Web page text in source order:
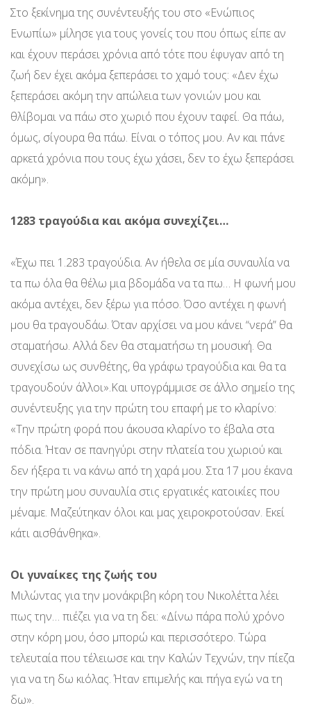
Στο ξεκίνημα της συνέντευξής του στο «Ενώπιος
Ενωπίω» μίλησε για τους γονείς του που όπως είπε αν
και έχουν περάσει χρόνια από τότε που έφυγαν από τη
ζωή δεν έχει ακόμα ξεπεράσει το χαμό τους: «Δεν έχω
ξεπεράσει ακόμη την απώλεια των γονιών μου και
θλίβομαι να πάω στο χωριό που έχουν ταφεί. Θα πάω,
όμως, σίγουρα θα πάω. Είναι ο τόπος μου. Αν και πάνε
αρκετά χρόνια που τους έχω χάσει, δεν το έχω ξεπεράσει
ακόμη».
1283 τραγούδια και ακόμα συνεχίζει…
«Έχω πει 1.283 τραγούδια. Αν ήθελα σε μία συναυλία να
τα πω όλα θα θέλω μια βδομάδα να τα πω… Η φωνή μου
ακόμα αντέχει, δεν ξέρω για πόσο. Όσο αντέχει η φωνή
μου θα τραγουδάω. Όταν αρχίσει να μου κάνει “νερά” θα
σταματήσω. Αλλά δεν θα σταματήσω τη μουσική. Θα
συνεχίσω ως συνθέτης, θα γράφω τραγούδια και θα τα
τραγουδούν άλλοι».Και υπογράμμισε σε άλλο σημείο της
συνέντευξης για την πρώτη του επαφή με το κλαρίνο:
«Την πρώτη φορά που άκουσα κλαρίνο το έβαλα στα
πόδια. Ήταν σε πανηγύρι στην πλατεία του χωριού και
δεν ήξερα τι να κάνω από τη χαρά μου. Στα 17 μου έκανα
την πρώτη μου συναυλία στις εργατικές κατοικίες που
μέναμε. Μαζεύτηκαν όλοι και μας χειροκροτούσαν. Εκεί
κάτι αισθάνθηκα».
Οι γυναίκες της ζωής του
Μιλώντας για την μονάκριβη κόρη του Νικολέττα λέει
πως την… πιέζει για να τη δει: «Δίνω πάρα πολύ χρόνο
στην κόρη μου, όσο μπορώ και περισσότερο. Τώρα
τελευταία που τέλειωσε και την Καλών Τεχνών, την πίεζα
για να τη δω κιόλας. Ήταν επιμελής και πήγα εγώ να τη
δω».